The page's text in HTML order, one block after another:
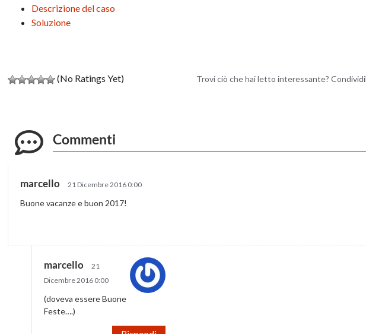
Descrizione del caso
Soluzione
(No Ratings Yet) Trovi ciò che hai letto interessante?
Commenti
marcello 21 Dicembre 2016 0:00
Buone vacanze e buon 2017!
marcello
21
Dicembre 2016 0:00
(doveva essere Buone
Feste….)